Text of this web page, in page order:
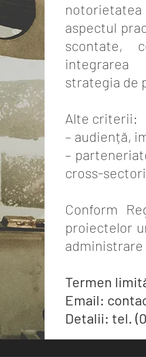
aspectul
scontate,
integrarea
strategia de
Alte criterii:
– audiență,
–
cross-
Conform
proiectelor
administrare
Termen
Email:
Detalii: tel.